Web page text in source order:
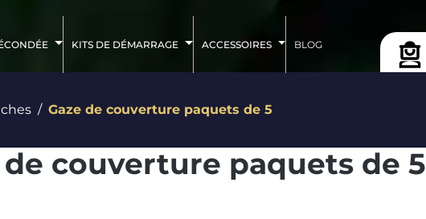
KITS DE DÉMARRAGE ACCESSOIRES BLOG
Gaze de couverture paquets de 5
de couverture paquets de 5